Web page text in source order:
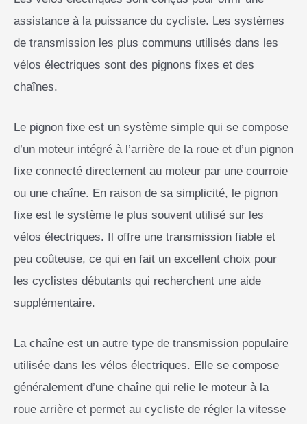
assistance à la puissance du cycliste. Les systèmes
de transmission les plus communs utilisés dans les
vélos électriques sont des pignons fixes et des
chaînes.
Le pignon fixe est un système simple qui se compose
d’un moteur intégré à l’arrière de la roue et d’un pignon
fixe connecté directement au moteur par une courroie
ou une chaîne. En raison de sa simplicité, le pignon
fixe est le système le plus souvent utilisé sur les
vélos électriques. Il offre une transmission fiable et
peu coûteuse, ce qui en fait un excellent choix pour
les cyclistes débutants qui recherchent une aide
supplémentaire.
La chaîne est un autre type de transmission populaire
utilisée dans les vélos électriques. Elle se compose
généralement d’une chaîne qui relie le moteur à la
roue arrière et permet au cycliste de régler la vitesse